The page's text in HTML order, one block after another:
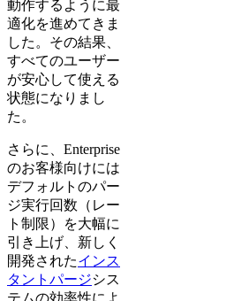
動作するように最
適化を進めてきま
した。その結果、
すべてのユーザー
が安心して使える
状態になりまし
た。
さらに、Enterprise
のお客様向けには
デフォルトのパー
ジ実行回数（レー
ト制限）を大幅に
引き上げ、新しく
開発されたインス
タントパージシス